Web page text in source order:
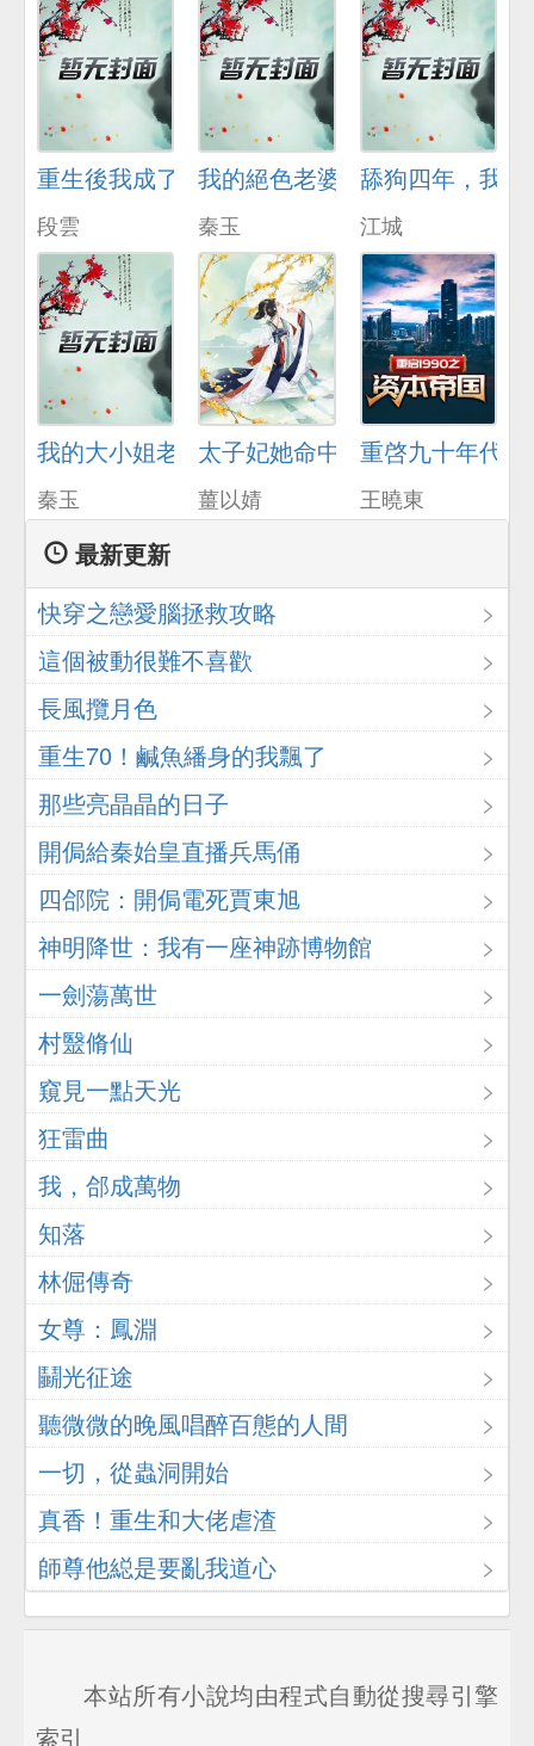
重生後我成了脩理工
段雲
我的絕色老婆
秦玉
舔狗四年，我
江城
我的大小姐老婆
秦玉
太子妃她命中帶爆
薑以婧
重啓九十年代
王曉東
最新更新
快穿之戀愛腦拯救攻略
這個被動很難不喜歡
長風攬月色
重生70！鹹魚繙身的我飄了
那些亮晶晶的日子
開侷給秦始皇直播兵馬俑
四郃院：開侷電死賈東旭
神明降世：我有一座神跡博物館
一劍蕩萬世
村毉脩仙
窺見一點天光
狂雷曲
我，郃成萬物
知落
林倔傳奇
女尊：鳳淵
鬭光征途
聽微微的晚風唱醉百態的人間
一切，從蟲洞開始
真香！重生和大佬虐渣
師尊他縂是要亂我道心
本站所有小說均由程式自動從搜尋引擎
索引